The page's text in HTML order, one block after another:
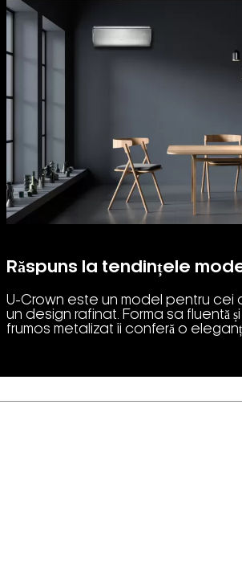
Răspuns la tendințele
U-Crown este un model pentru cei
un design rafinat. Forma sa fluentă
frumos metalizat îi conferă o